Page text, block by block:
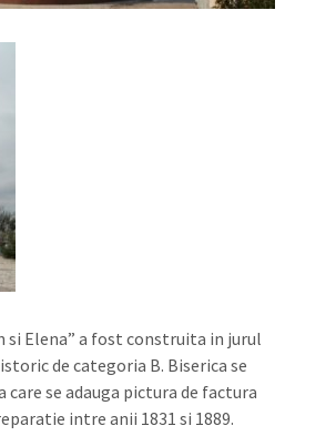
Elena” a fost construita in jurul
de categoria B. Biserica se
se adauga pictura de factura
intre anii 1831 si 1889.